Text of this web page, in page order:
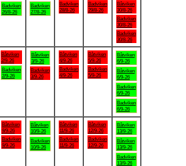
Badviken
26/8-26
Badviken
27/8-26
Badviken
28/8-26
Badviken
29/8-26
Båtviken
30/8-26
Badviken
30/8-26
Badviken
30/8-26
Båtviken
2/9-26
Badviken
2/9-26
Båtviken
3/9-26
Badviken
3/9-26
Båtviken
4/9-26
Badviken
4/9-26
Båtviken
5/9-26
Badviken
5/9-26
Båtviken
6/9-26
Båtviken
6/9-26
Badviken
6/9-26
Badviken
6/9-26
Båtviken
9/9-26
Badviken
9/9-26
Båtviken
10/9-26
Badviken
10/9-26
Båtviken
11/9-26
Badviken
11/9-26
Båtviken
12/9-26
Badviken
12/9-26
Båtviken
13/9-26
Båtviken
13/9-26
Badviken
13/9-26